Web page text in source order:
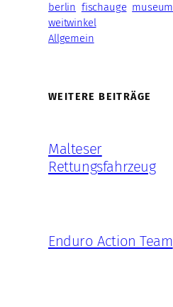
berlin fischauge museum
weitwinkel
Allgemein
WEITERE BEITRÄGE
Malteser
Rettungsfahrzeug
Enduro Action Team